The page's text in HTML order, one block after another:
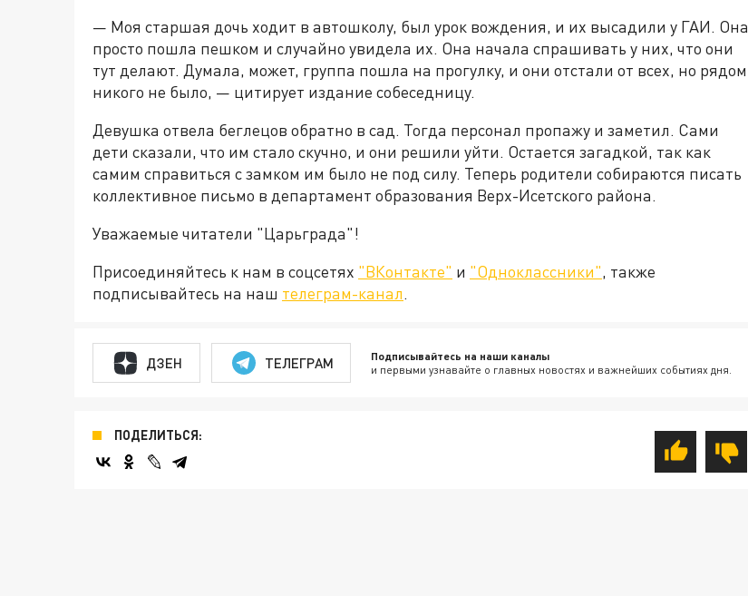
— Моя старшая дочь ходит в автошколу, был урок вождения, и их высадили у ГАИ. Она
просто пошла пешком и случайно увидела их. Она начала спрашивать у них, что они
тут делают. Думала, может, группа пошла на прогулку, и они отстали от всех, но рядом
никого не было, — цитирует издание собеседницу.
Девушка отвела беглецов обратно в сад. Тогда персонал пропажу и заметил. Сами
дети сказали, что им стало скучно, и они решили уйти. Остается загадкой, так как
самим справиться с замком им было не под силу. Теперь родители собираются писать
коллективное письмо в департамент образования Верх-Исетского района.
Уважаемые читатели "Царьграда"!
Присоединяйтесь к нам в соцсетях "ВКонтакте" и "Одноклассники", также
подписывайтесь на наш телеграм-канал.
ДЗЕН ТЕЛЕГРАМ Подписывайтесь на наши каналы
и первыми узнавайте о главных новостях и важнейших событиях дня.
ПОДЕЛИТЬСЯ: